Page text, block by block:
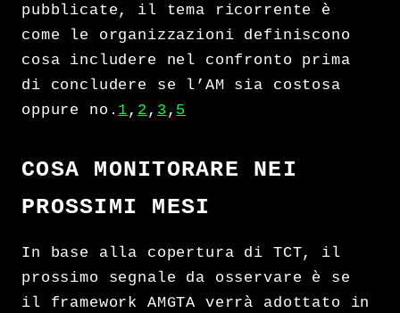
pubblicate, il tema ricorrente è
come le organizzazioni definiscono
cosa includere nel confronto prima
di concludere se l’AM sia costosa
oppure no. 1 , 2 , 3 , 5
COSA MONITORARE NEI
PROSSIMI MESI
In base alla copertura di TCT, il
prossimo segnale da osservare è se
il framework AMGTA verrà adottato in